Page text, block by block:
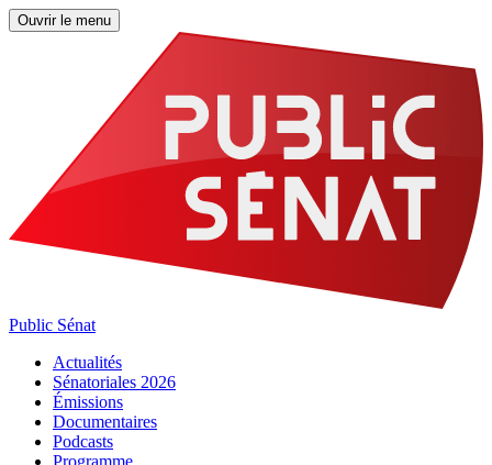
Ouvrir le menu
Public Sénat
Actualités
Sénatoriales 2026
Émissions
Documentaires
Podcasts